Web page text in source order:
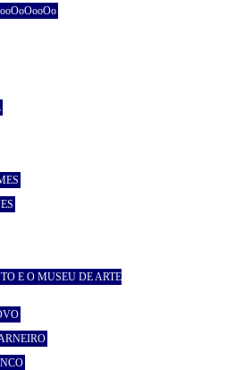
E O MUSEU DE ARTE